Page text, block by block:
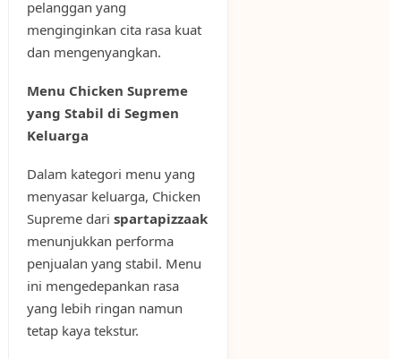
pelanggan yang
menginginkan cita rasa kuat
dan mengenyangkan.
Menu Chicken Supreme
yang Stabil di Segmen
Keluarga
Dalam kategori menu yang
menyasar keluarga, Chicken
Supreme dari spartapizzaak
menunjukkan performa
penjualan yang stabil. Menu
ini mengedepankan rasa
yang lebih ringan namun
tetap kaya tekstur.